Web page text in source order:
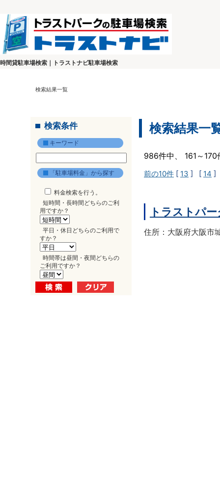
時間貸駐車場検索｜トラストナビ駐車場検索
検索結果一覧
検索条件
キーワード
「駐車場料金」から探す
料金検索を行う。
短時間・長時間どちらのご利
用ですか？
平日・休日どちらのご利用で
すか？
時間帯は昼間・夜間どちらの
ご利用ですか？
検索結果一
986件中、 161～
前の10件 [ 13 ] [ 14 ]
トラストパ
住所：大阪府大阪市